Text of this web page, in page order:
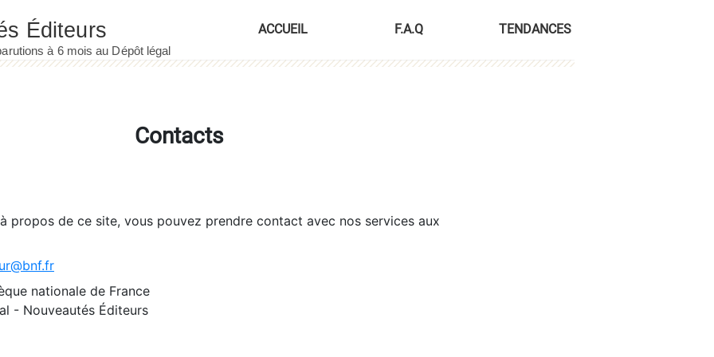
ACCUEIL F.A.Q TENDANCES
Contacts
propos de ce site, vous pouvez prendre contact avec nos services aux
nationale de France
- Nouveautés Éditeurs